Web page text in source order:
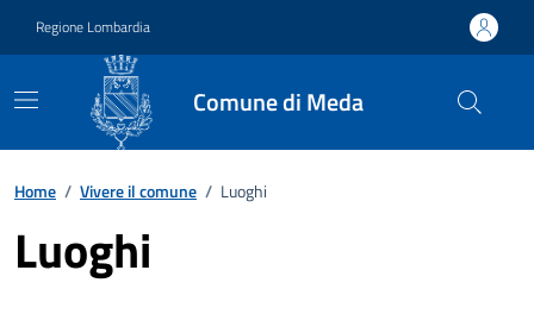
Regione Lombardia
Comune di Meda
Home / Vivere il comune / Luoghi
Luoghi